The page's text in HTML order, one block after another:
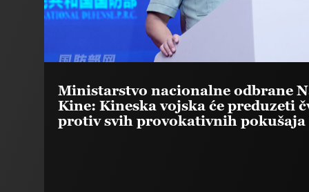
Ministarstvo nacionalne odbrane
Kine: Kineska vojska će preduzeti
protiv svih provokativnih